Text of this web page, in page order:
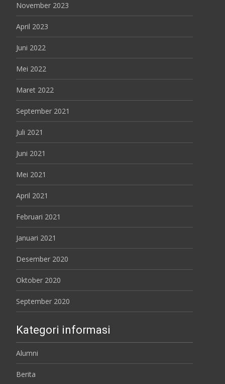
November 2023
April 2023
Juni 2022
Mei 2022
Maret 2022
September 2021
Juli 2021
Juni 2021
Mei 2021
April 2021
Februari 2021
Januari 2021
Desember 2020
Oktober 2020
September 2020
Kategori informasi
Alumni
Berita